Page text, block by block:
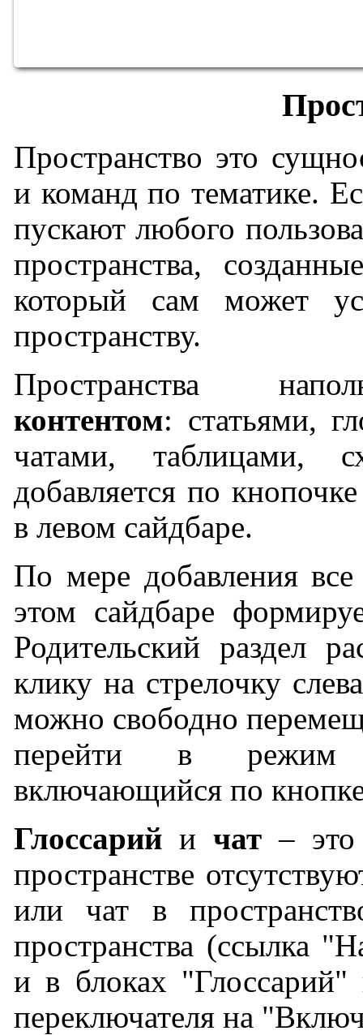
Пространство это
и команд по тематике.
пускают любого
пространства,
который сам может
пространству.
Пространства
контентом: статьями,
чатами, таблицами,
добавляется по
в левом сайдбаре.
По мере добавления
этом сайдбаре
Родительский раздел
клику на стрелочку
можно свободно
перейти в режим
включающийся по
Глоссарий и чат– это
пространстве
или чат в
пространства (ссылка
и в блоках "Глоссарий"
переключателя на